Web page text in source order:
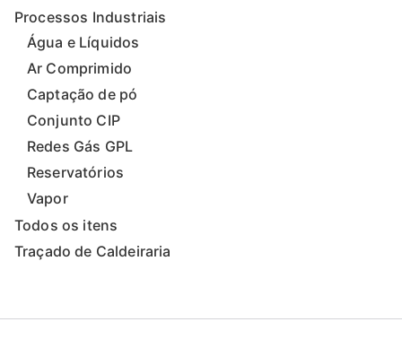
Processos Industriais
Água e Líquidos
Ar Comprimido
Captação de pó
Conjunto CIP
Redes Gás GPL
Reservatórios
Vapor
Todos os itens
Traçado de Caldeiraria